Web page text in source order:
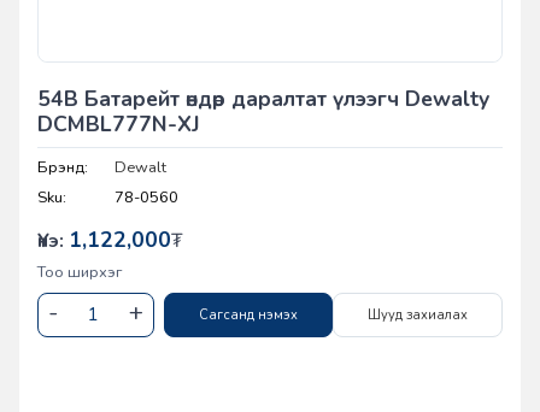
54В Батарейт өндөр даралтат үлээгч Dewalty
DCMBL777N-XJ
Брэнд:
Dewalt
Sku:
78-0560
Үнэ: 1,122,000₮
Тоо ширхэг
Сагсанд нэмэх Шууд захиалах